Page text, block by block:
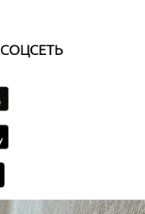
СОЦСЕТЬ